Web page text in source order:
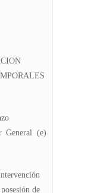
General (e)
de